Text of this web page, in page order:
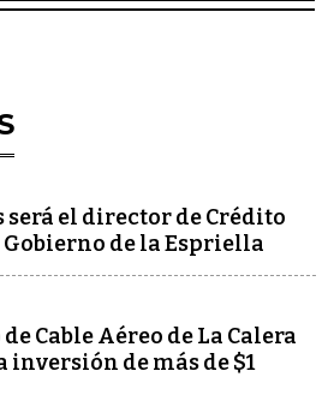
será el director de Crédito
de la Espriella
Cable Aéreo de La Calera
de más de $1